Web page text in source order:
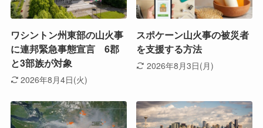
ワシントン州東部の山火事
に連邦緊急事態宣言 6郡
と3部族が対象
2026年8月4日(火)
スポケーン山火事の被災者
を支援する方法
2026年8月3日(月)